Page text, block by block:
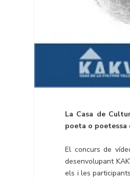
La Casa de
poeta o poetessa
El concurs de
desenvolupant
els i les